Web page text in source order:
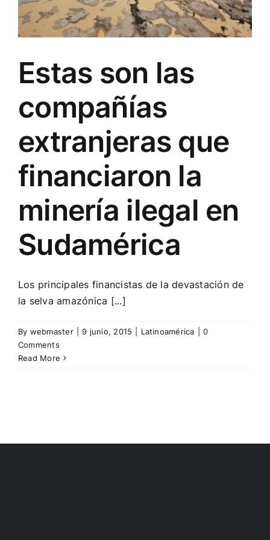
Estas son las
compañías
extranjeras que
financiaron la
minería ilegal en
Sudamérica
Los principales financistas de la devastación de
la selva amazónica [...]
By webmaster 9 junio, 2015 Latinoamérica
0
Comments
Read More